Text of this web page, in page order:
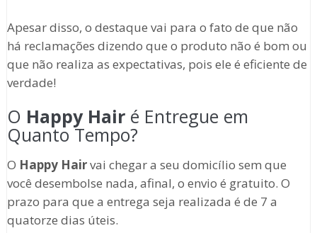
Apesar disso, o destaque vai para o fato de que não
há reclamações dizendo que o produto não é bom ou
que não realiza as expectativas, pois ele é eficiente de
verdade!
O Happy Hairé Entregue em
Quanto Tempo?
O Happy Hairvai chegar a seu domicílio sem que
você desembolse nada, afinal, o envio é gratuito. O
prazo para que a entrega seja realizada é de 7 a
quatorze dias úteis.